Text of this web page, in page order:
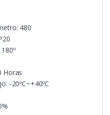
480
Horas
-20ºC~+40ºC